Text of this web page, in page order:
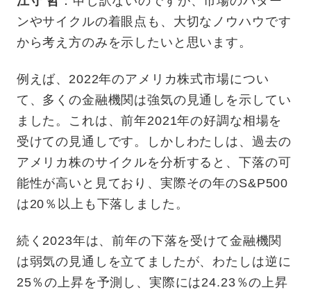
ンやサイクルの着眼点も、大切なノウハウです
から考え方のみを示したいと思います。
例えば、2022年のアメリカ株式市場につい
て、多くの金融機関は強気の見通しを示してい
ました。これは、前年2021年の好調な相場を
受けての見通しです。しかしわたしは、過去の
アメリカ株のサイクルを分析すると、下落の可
能性が高いと見ており、実際その年のS&P500
は20％以上も下落しました。
続く2023年は、前年の下落を受けて金融機関
は弱気の見通しを立てましたが、わたしは逆に
25％の上昇を予測し、実際には24.23％の上昇